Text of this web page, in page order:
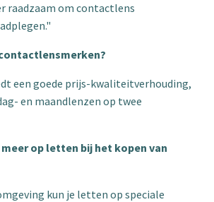
raadzaam om contactlens
een goede prijs-kwaliteitverhouding,
en maandlenzen op twee
op letten bij het kopen van
kun je letten op speciale